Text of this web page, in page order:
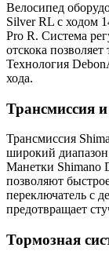
Велосипед
Silver RL с ходом
Pro R. Система
отскока
Технология
хода.
Трансмиссия
Трансмиссия
широкий диапазон
Манетки Shimano
позволяют
переключатель с
предотвращает
Тормозная